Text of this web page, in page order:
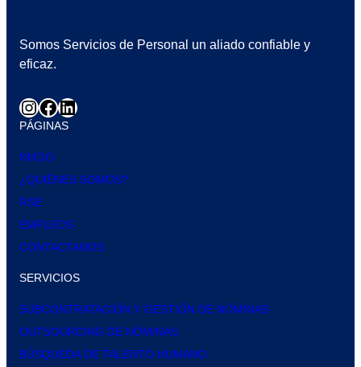
Somos Servicios de Personal un aliado confiable y
eficaz.
PÁGINAS
INICIO
¿QUIÉNES SOMOS?
RSE
EMPLEOS
CONTACTANOS
SERVICIOS
SUBCONTRATACIÓN Y GESTIÓN DE NÓMINAS
OUTSOURCING DE NÓMINAS
BÚSQUEDA DE TALENTO HUMANO